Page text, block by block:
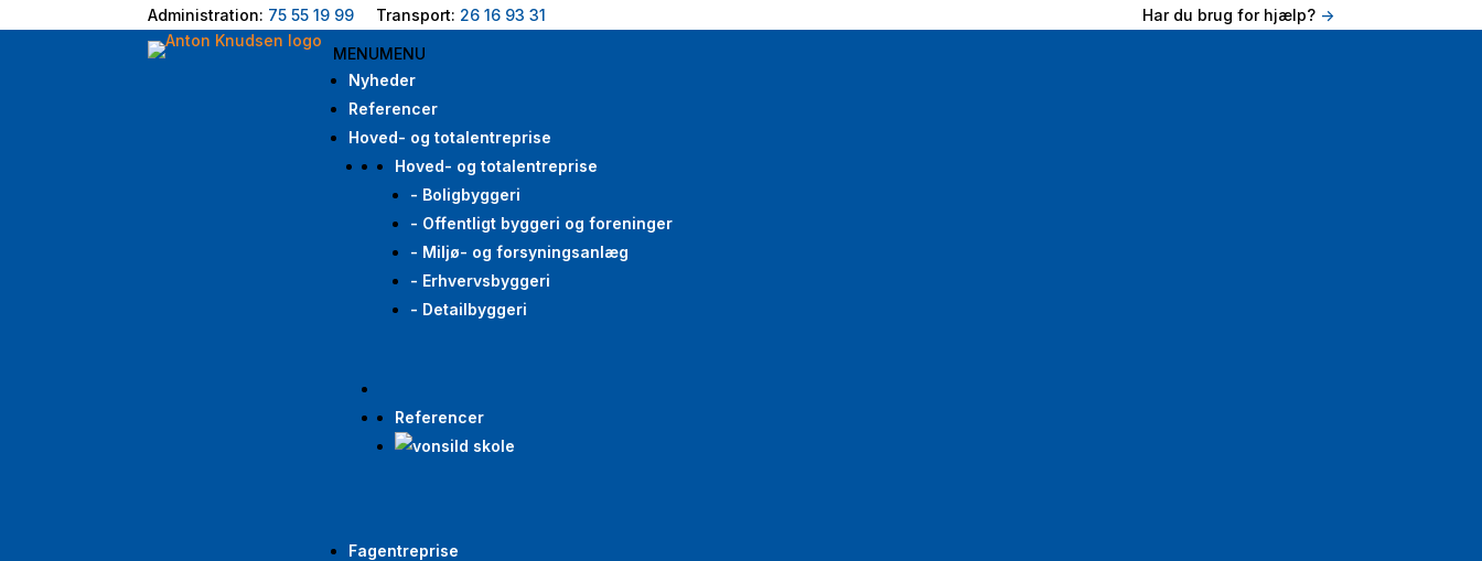
Administration: 75 55 19 99 Transport: 26 16 93 31 Har du brug for hjælp? ->
MENUMENU
Nyheder
Referencer
Hoved- og totalentreprise
Hoved- og totalentreprise
- Boligbyggeri
- Offentligt byggeri og foreninger
- Miljø- og forsyningsanlæg
- Erhvervsbyggeri
- Detailbyggeri
Referencer
Fagentreprise